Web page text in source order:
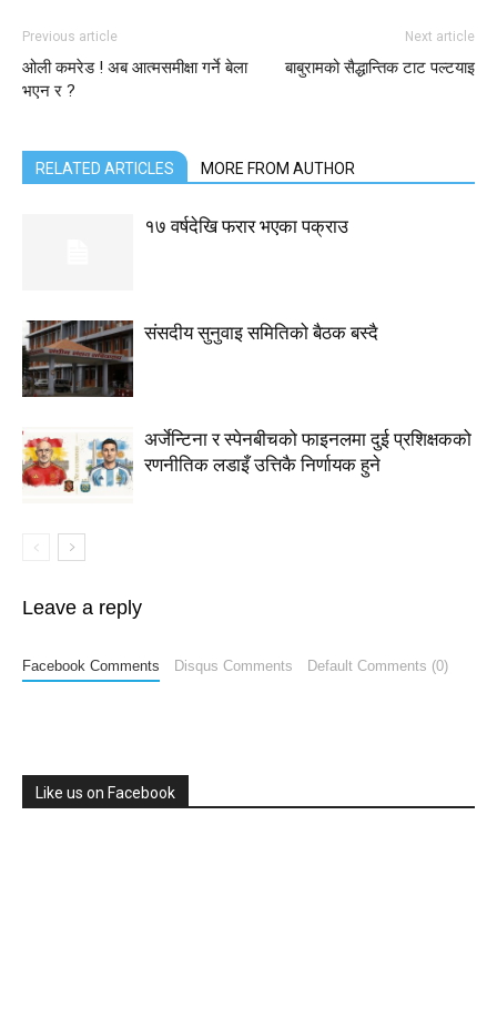
Previous article
ओली कमरेड ! अब आत्मसमीक्षा गर्ने बेला
भएन र ?
Next article
बाबुरामको सैद्धान्तिक टाट पल्टयाइ
RELATED ARTICLES MORE FROM AUTHOR
१७ वर्षदेखि फरार भएका पक्राउ
संसदीय सुनुवाइ समितिको बैठक बस्दै
अर्जेन्टिना र स्पेनबीचको फाइनलमा दुई प्रशिक्षकको
रणनीतिक लडाइँ उत्तिकै निर्णायक हुने
Leave a reply
Facebook Comments Disqus Comments Default Comments (0)
Like us on Facebook